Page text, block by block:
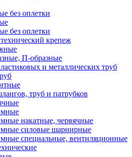
без оплетки
без оплетки
крепеж
П-образные
и металлических труб
труб и патрубков
накатные, червячные
силовые шарнирные
специальные, вентиляционные